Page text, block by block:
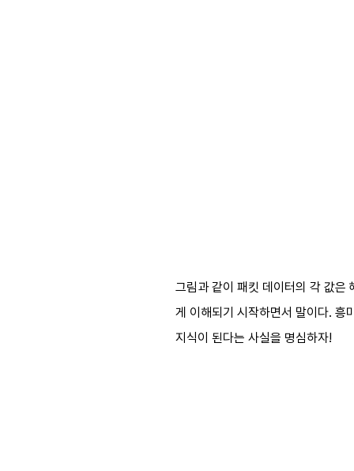
그림과 같이 패킷 데이터의 각 값은
게 이해되기 시작하면서 말이다. 흥
지식이 된다는 사실을 명심하자!